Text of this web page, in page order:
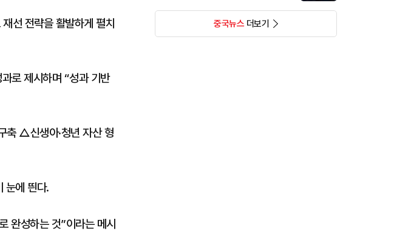
선 전략을 활발하게 펼치
로 제시하며 “성과 기반
축 △신생아·청년 자산 형
눈에 띈다.
완성하는 것”이라는 메시
중국뉴스더보기